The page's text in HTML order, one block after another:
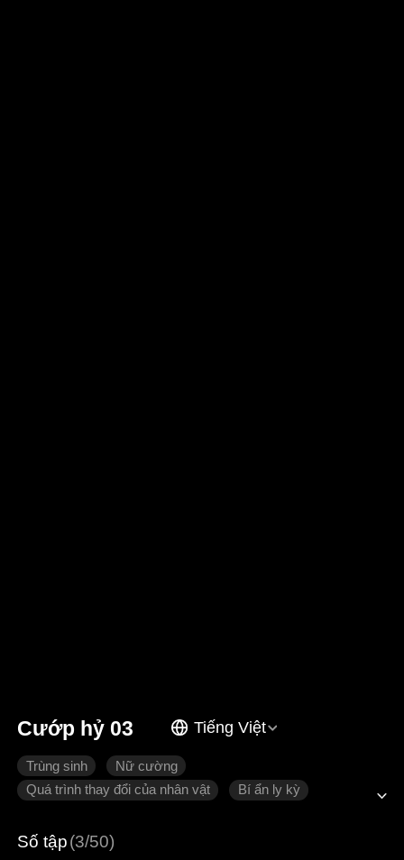
Cướp hỷ 03 Tiếng Việt
Trùng sinh
Nữ cường
Quá trình thay đổi của nhân vật
Bí ẩn ly kỳ
Số tập(3/50)